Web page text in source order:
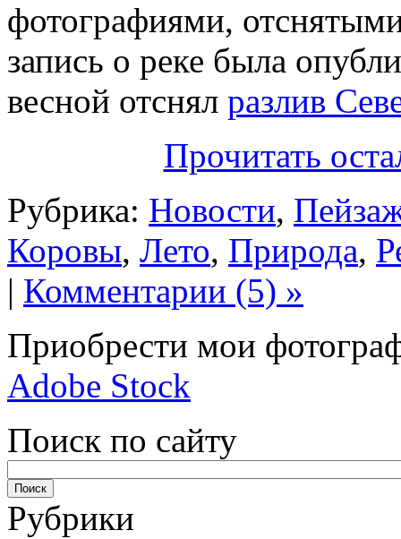
фотографиями,
запись о реке была
весной отснял разлив
Прочитать
Рубрика: Новости,
Коровы, Лето, Природа,
| Комментарии (5) »
Приобрести мои
Adobe Stock
Поиск по сайту
Рубрики